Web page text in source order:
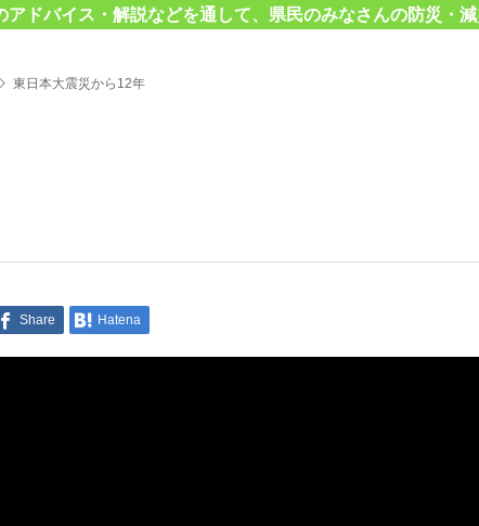
アドバイス・解説などを通して、県民のみなさんの防災・減
東日本大震災から12年
Share Hatena